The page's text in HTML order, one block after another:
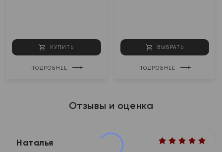
КУПИТЬ
ПОДРОБНЕЕ
ВЫБРАТЬ
ПОДРОБНЕЕ
Отзывы и оценка
Наталья